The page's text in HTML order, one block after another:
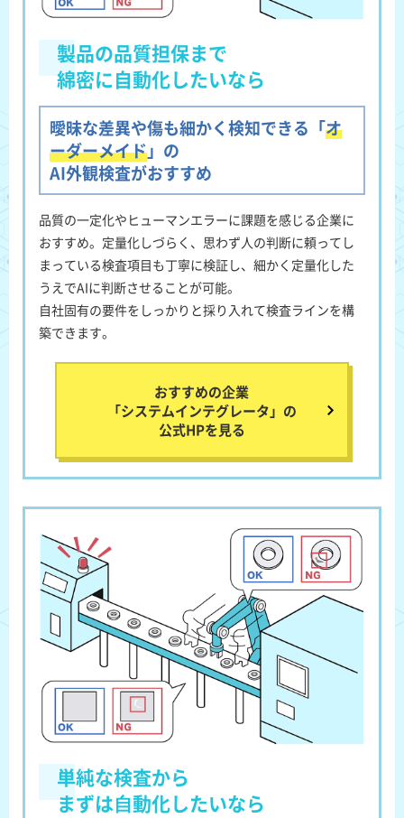
製品の品質担保まで
綿密に自動化したいなら
曖昧な差異や傷も細かく検知できる「オ
ーダーメイド」の
AI外観検査がおすすめ
品質の一定化やヒューマンエラーに課題を感じる企業に
おすすめ。定量化しづらく、思わず人の判断に頼ってし
まっている検査項目も丁寧に検証し、細かく定量化した
うえでAIに判断させることが可能。
自社固有の要件をしっかりと採り入れて検査ラインを構
築できます。
おすすめの企業
「システムインテグレータ」の
公式HPを見る
単純な検査から
まずは⾃動化したいなら